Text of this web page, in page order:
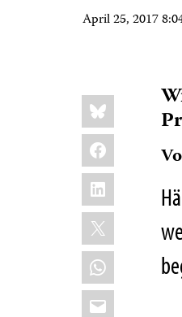
April 25, 2017
Share
this:
Bluesky
Facebook
LinkedIn
X
WhatsApp
Email